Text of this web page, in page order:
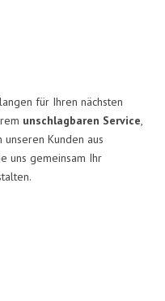
für Ihren nächsten
unschlagbaren Service,
Kunden aus
uns gemeinsam Ihr